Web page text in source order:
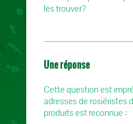
les trouver?
Une réponse
Cette question est
adresses de rosiéristes
produits est reconnue :